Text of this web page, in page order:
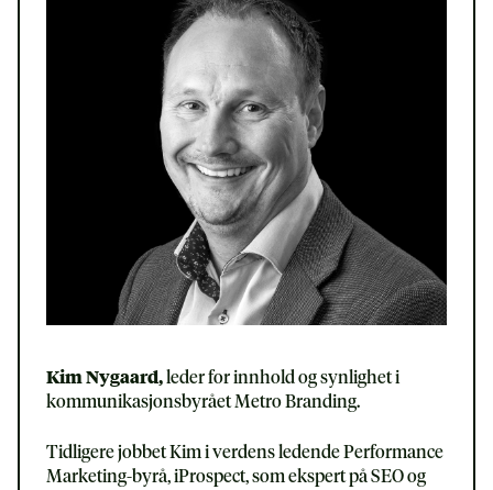
Kim Nygaard, leder for innhold og synlighet i
kommunikasjonsbyrået Metro Branding.
Tidligere jobbet Kim i verdens ledende Performance
Marketing-byrå, iProspect, som ekspert på SEO og